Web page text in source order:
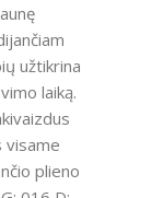
užtikrina
laiką.
visame
plieno